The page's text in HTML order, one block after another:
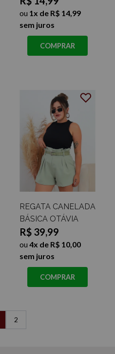
ou 1x de R$ 14,99
sem juros
COMPRAR
REGATA CANELADA
BÁSICA OTÁVIA
R$ 39,99
ou 4x de R$ 10,00
sem juros
COMPRAR
2